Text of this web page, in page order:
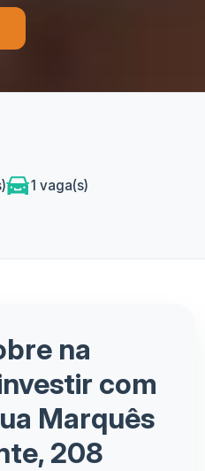
1 vaga(s)
na
com
Marquês
208